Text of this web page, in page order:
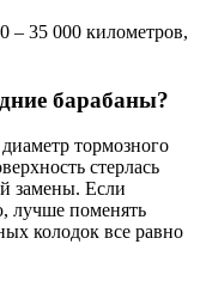
– 35 000 километров,
барабаны?
тормозного
стерлась
замены. Если
лучше поменять
колодок все равно